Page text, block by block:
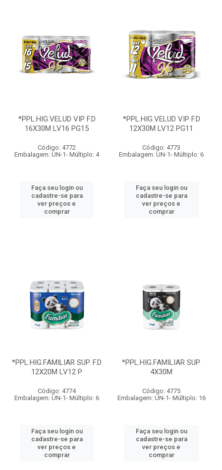
*PPL.HIG.VELUD VIP F.D
16X30M LV16 PG15
Código: 4772
Embalagem: UN-1- Múltiplo: 4
Faça seu login ou
cadastre-se para
ver preços e
comprar
*PPL.HIG.VELUD VIP F.D
12X30M LV12 PG11
Código: 4773
Embalagem: UN-1- Múltiplo: 6
Faça seu login ou
cadastre-se para
ver preços e
comprar
*PPL.HIG.FAMILIAR SUP. F.D
12X20M LV12 P
Código: 4774
Embalagem: UN-1- Múltiplo: 6
Faça seu login ou
cadastre-se para
ver preços e
comprar
*PPL.HIG.FAMILIAR SUP.
4X30M
Código: 4775
Embalagem: UN-1- Múltiplo: 16
Faça seu login ou
cadastre-se para
ver preços e
comprar